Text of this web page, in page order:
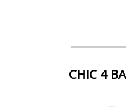
CHIC 4